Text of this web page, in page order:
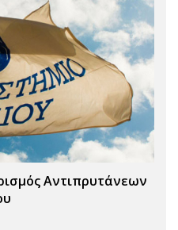
Αντιπρυτάνεων